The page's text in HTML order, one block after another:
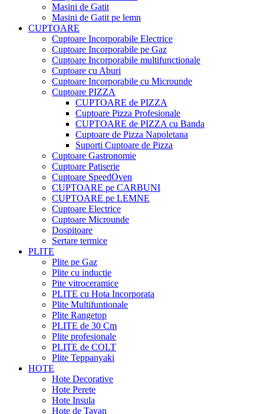
Masini de Gatit
Masini de Gatit pe lemn
CUPTOARE
Cuptoare Incorporabile Electrice
Cuptoare Incorporabile pe Gaz
Cuptoare Incorporabile multifunctionale
Cuptoare cu Aburi
Cuptoare Incorporabile cu Microunde
Cuptoare PIZZA
CUPTOARE de PIZZA
Cuptoare Pizza Profesionale
CUPTOARE de PIZZA cu Banda
Cuptoare de Pizza Napoletana
Suporti Cuptoare de Pizza
Cuptoare Gastronomie
Cuptoare Patiserie
Cuptoare SpeedOven
CUPTOARE pe CARBUNI
CUPTOARE pe LEMNE
Cuptoare Electrice
Cuptoare Microunde
Dospitoare
Sertare termice
PLITE
Plite pe Gaz
Plite cu inductie
Pite vitroceramice
PLITE cu Hota Incorporata
Plite Multifuntionale
Plite Rangetop
PLITE de 30 Cm
Plite profesionale
PLITE de COLT
Plite Teppanyaki
HOTE
Hote Decorative
Hote Perete
Hote Insula
Hote de Tavan